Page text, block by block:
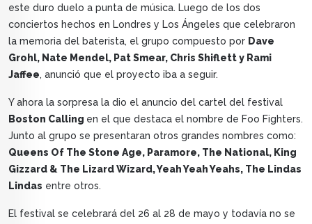
este duro duelo a punta de música. Luego de los dos
conciertos hechos en Londres y Los Ángeles que celebraron
la memoria del baterista, el grupo compuesto por Dave
Grohl, Nate Mendel, Pat Smear, Chris Shiflett y Rami
Jaffee, anunció que el proyecto iba a seguir.
Y ahora la sorpresa la dio el anuncio del cartel del festival
Boston Calling en el que destaca el nombre de Foo Fighters.
Junto al grupo se presentaran otros grandes nombres como:
Queens Of The Stone Age, Paramore, The National, King
Gizzard & The Lizard Wizard, Yeah Yeah Yeahs, The Lindas
Lindas entre otros.
El festival se celebrará del 26 al 28 de mayo y todavía no se